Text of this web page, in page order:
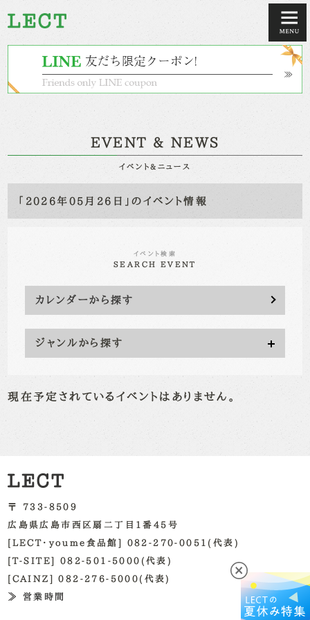
EVENT & NEWS
イベント&ニュース
「2026年05月26日」のイベント情報
イベント検索
SEARCH EVENT
カレンダーから探す
ジャンルから探す
現在予定されているイベントはありません。
〒 733-8509
広島県広島市西区扇二丁目1番45号
[LECT・youme食品館] 082-270-0051(代表)
[T-SITE] 082-501-5000(代表)
[CAINZ] 082-276-5000(代表)
≫ 営業時間